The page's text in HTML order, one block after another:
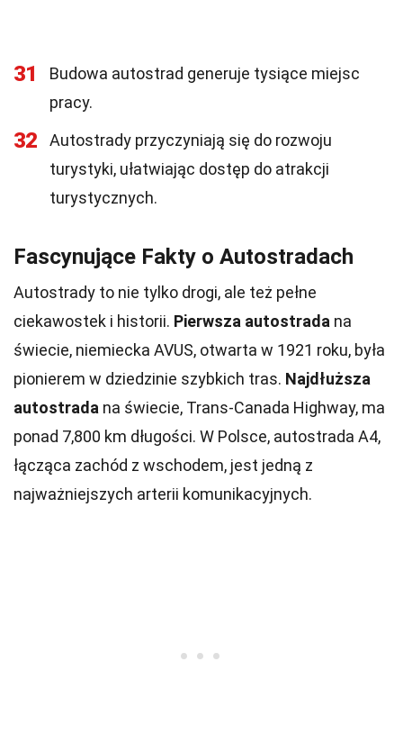
31
Budowa autostrad generuje tysiące miejsc
pracy.
32
Autostrady przyczyniają się do rozwoju
turystyki, ułatwiając dostęp do atrakcji
turystycznych.
Fascynujące Fakty o Autostradach
Autostrady to nie tylko drogi, ale też pełne
ciekawostek i historii. Pierwsza autostrada na
świecie, niemiecka AVUS, otwarta w 1921 roku, była
pionierem w dziedzinie szybkich tras. Najdłuższa
autostrada na świecie, Trans-Canada Highway, ma
ponad 7,800 km długości. W Polsce, autostrada A4,
łącząca zachód z wschodem, jest jedną z
najważniejszych arterii komunikacyjnych.